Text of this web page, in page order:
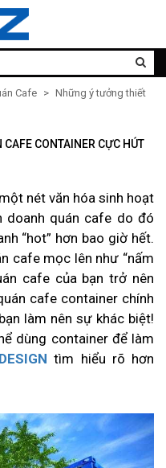
Cafe > Những ý tưởng thiết
CONTAINER CỰC HÚT
nét văn hóa sinh hoạt
doanh quán cafe do đó
“hot” hơn bao giờ hết.
cafe mọc lên như “nấm
cafe của bạn trở nên
cafe container chính
làm nên sự khác biệt!
dùng container để làm
tìm hiểu rõ hơn